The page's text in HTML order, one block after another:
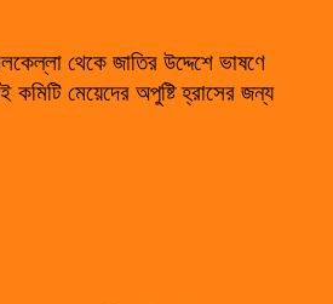
থেকে জাতির উদ্দেশে ভাষণে
মেয়েদের অপুষ্টি হ্রাসের জন্য